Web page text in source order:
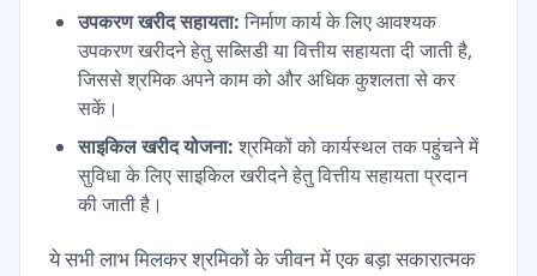
उपकरण खरीद सहायता: निर्माण कार्य के लिए आवश्यक
उपकरण खरीदने हेतु सब्सिडी या वित्तीय सहायता दी जाती है,
जिससे श्रमिक अपने काम को और अधिक कुशलता से कर
सकें।
साइकिल खरीद योजना: श्रमिकों को कार्यस्थल तक पहुंचने में
सुविधा के लिए साइकिल खरीदने हेतु वित्तीय सहायता प्रदान
की जाती है।
ये सभी लाभ मिलकर श्रमिकों के जीवन में एक बड़ा सकारात्मक